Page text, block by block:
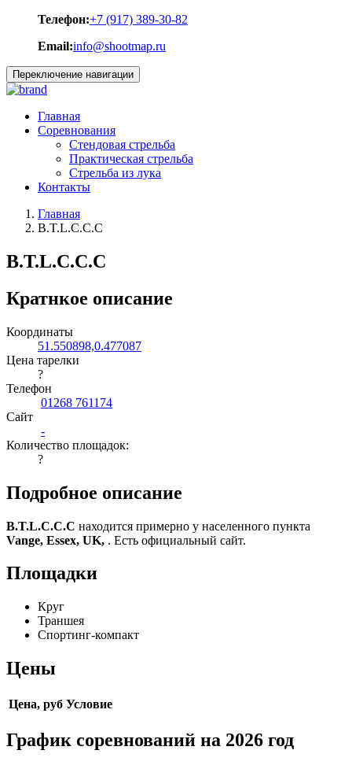
Телефон:+7 (917) 389-30-82
Email:info@shootmap.ru
Переключение навигации
Главная
Соревнования
Стендовая стрельба
Практическая стрельба
Стрельба из лука
Контакты
Главная
B.T.L.C.C.C
B.T.L.C.C.C
Кратнкое описание
Координаты
51.550898,0.477087
Цена тарелки
?
Телефон
01268 761174
Сайт
-
Количество площадок:
?
Подробное описание
B.T.L.C.C.C находится примерно у населенного пункта
Vange, Essex, UK, . Есть официальный сайт.
Площадки
Круг
Траншея
Спортинг-компакт
Цены
Цена, руб Условие
График соревнований на 2026 год